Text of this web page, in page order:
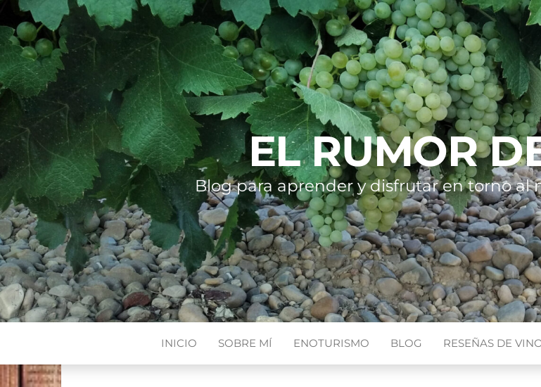
EL RUMOR
Blog para aprender y disfrutar en torno al
INICIO SOBRE MÍ ENOTURISMO BLOG RESEÑAS DE